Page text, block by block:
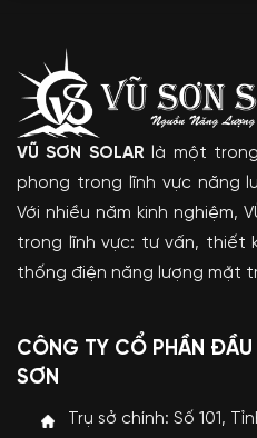
VŨ SƠN SOLAR là một
phong trong lĩnh vực năng
Với nhiều năm kinh nghiệm,
trong lĩnh vực: tư vấn, thiết
thống điện năng lượng mặt
CÔNG TY CỔ PHẦN
SƠN
Trụ sở chính: Số 101,